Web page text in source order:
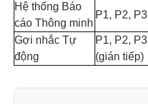
Hệ thống Báo
cáo Thông minh
P1, P2, P3
Gợi nhắc Tự
động
P1, P2, P3
(gián tiếp)